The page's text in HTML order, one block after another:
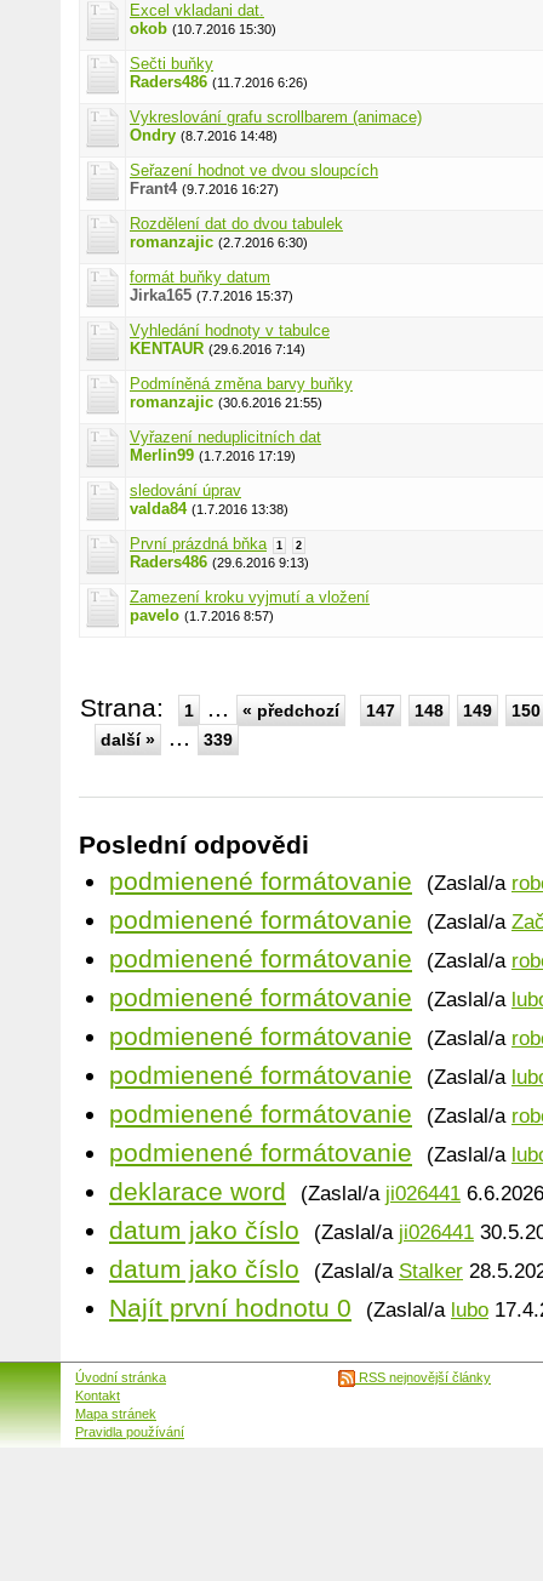
Excel vkladani dat.
okob (10.7.2016 15:30)
Sečti buňky
Raders486 (11.7.2016 6:26)
Vykreslování grafu scrollbarem (animace)
Ondry (8.7.2016 14:48)
Seřazení hodnot ve dvou sloupcích
Frant4 (9.7.2016 16:27)
Rozdělení dat do dvou tabulek
romanzajic (2.7.2016 6:30)
formát buňky datum
Jirka165 (7.7.2016 15:37)
Vyhledání hodnoty v tabulce
KENTAUR (29.6.2016 7:14)
Podmíněná změna barvy buňky
romanzajic (30.6.2016 21:55)
Vyřazení neduplicitních dat
Merlin99 (1.7.2016 17:19)
sledování úprav
valda84 (1.7.2016 13:38)
První prázdná bňka 1 2
Raders486 (29.6.2016 9:13)
Zamezení kroku vyjmutí a vložení
pavelo (1.7.2016 8:57)
Strana: 1 ... « předchozí 147 148 149
150
další »
... 339
Poslední odpovědi
podmienené formátovanie
(Zaslal/a
podmienené formátovanie (Zaslal/a
podmienené formátovanie (Zaslal/a
podmienené formátovanie (Zaslal/a
podmienené formátovanie (Zaslal/a
podmienené formátovanie (Zaslal/a
podmienené formátovanie (Zaslal/a
podmienené formátovanie (Zaslal/a
deklarace word (Zaslal/a ji026441
datum jako číslo (Zaslal/a ji026441
datum jako číslo (Zaslal/a Stalker
Najít první hodnotu 0 (Zaslal/a lubo
Úvodní stránka
Kontakt
Mapa stránek
Pravidla používání
RSS nejnovější články